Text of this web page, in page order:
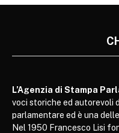
L’Agenzia di Stampa
voci storiche ed autorevoli
parlamentare ed è una
Nel 1950 Francesco Lisi